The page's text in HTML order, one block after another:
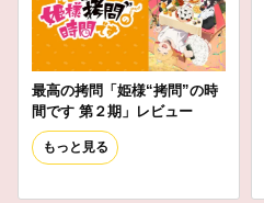
最高の拷問「姫様“拷問”の時
間です 第２期」レビュー
もっと見る